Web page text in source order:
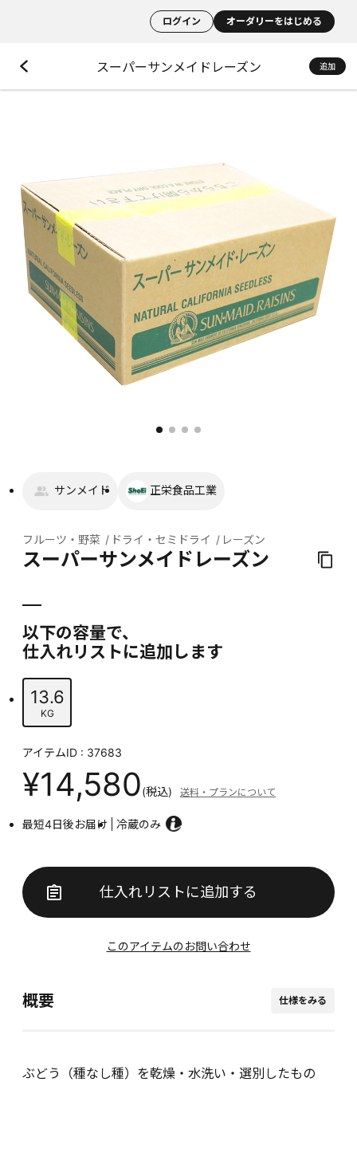
ログイン オーダリーをはじめる
スーパーサンメイドレーズン 追加
サンメイド 正栄食品工業
フルーツ・野菜 ドライ・セミドライ レーズン
スーパーサンメイドレーズン
以下の容量で、
仕入れリストに追加します
13.6
KG
アイテムID : 37683
¥14,580(税込) 送料・プランについて
最短4日後お届け 冷蔵のみ
仕入れリストに追加する
このアイテムのお問い合わせ
概要 仕様をみる
ぶどう（種なし種）を乾燥・水洗い・選別したもの